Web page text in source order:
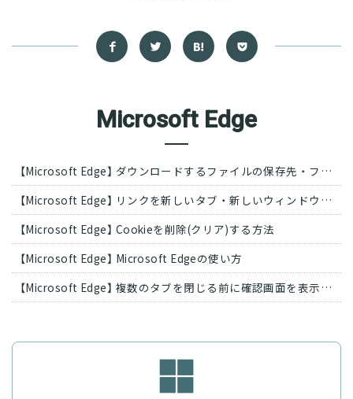
Microsoft Edge
【Microsoft Edge】 ダウンロードするファイルの保存先・ファイル名を指定する方法
【Microsoft Edge】 リンクを新しいタブ・新しいウィンドウで開く方法
【Microsoft Edge】 Cookieを削除(クリア)する方法
【Microsoft Edge】 Microsoft Edgeの使い方
【Microsoft Edge】 複数のタブを閉じる前に確認画面を表示させる方法